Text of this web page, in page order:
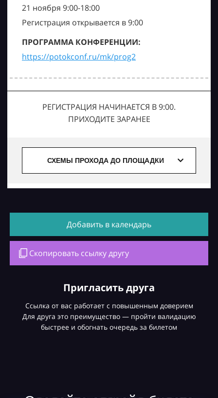
21 ноября 9:00-18:00
Регистрация открывается в 9:00
ПРОГРАММА КОНФЕРЕНЦИИ:
https://potokconf.ru/mk/prog2
РЕГИСТРАЦИЯ НАЧИНАЕТСЯ В 9:00.
ПРИХОДИТЕ ЗАРАНЕЕ
СХЕМЫ ПРОХОДА ДО ПЛОЩАДКИ
Добавить в календарь
Скопировать ссылку другу
Пригласить друга
Ссылка от вас работает с повышенным доверием
Для друга это преимущество — пройти валидацию
быстрее и обогнать очередь за билетом